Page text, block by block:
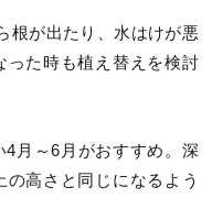
根が出たり、水はけが悪
った時も植え替えを検討
月～6月がおすすめ。深
高さと同じになるよう